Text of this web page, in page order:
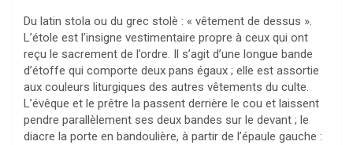
Du latin stola ou du grec stolè : « vêtement de dessus ».
L’étole est l’insigne vestimentaire propre à ceux qui ont
reçu le sacrement de l’ordre. Il s’agit d’une longue bande
d’étoffe qui comporte deux pans égaux ; elle est assortie
aux couleurs liturgiques des autres vêtements du culte.
L’évêque et le prêtre la passent derrière le cou et laissent
pendre parallèlement ses deux bandes sur le devant ; le
diacre la porte en bandoulière, à partir de l’épaule gauche :